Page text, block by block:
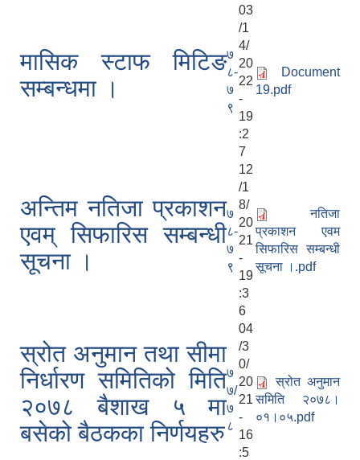
मासिक स्टाफ मिटिङ
सम्बन्धमा ।
७
८-
७
९
03
/1
4/
20
22
-
19
:2
7
Document
19.pdf
अन्तिम नतिजा प्रकाशन
एवम् सिफारिस सम्बन्धी
सूचना ।
७
८-
७
९
12
/1
8/
20
21
-
19
:3
6
नतिजा
प्रकाशन एवम
सिफारिस सम्बन्धी
सूचना ।.pdf
स्रोत अनुमान तथा सीमा
निर्धारण समितिको मिति
२०७८ बैशाख ५ मा
बसेको बैठकका निर्णयहरु
७
७/
७
८
04
/3
0/
20
21
-
16
:5
स्रोत अनुमान
समिति २०७८।
०१।०५.pdf